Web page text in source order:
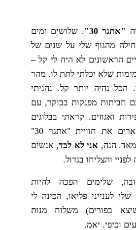
"אתגר 30"
. שלושים ימים
מהגוף שלי על שנים של
הראשונים לא היה לי קל –
שלא יכלתי לתת לו. מהר
נהיה יותר קל. נהניתי
חביתות מפנקות בבוקר, עם
ואגוזים. קראתי בבלוגים
של אנשים שמתארים את חוויית "אתגר 30"
הנה, אני לא לבד, אנשים
והצליחו בגדול.
שלימים הפכה להיות
לענייני פליאו, הכינה לי
בפורים) משלוח מנות
וכיפי. יאמ.